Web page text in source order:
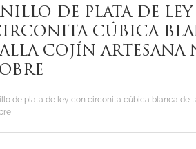
DE PLATA DE
CÚBICA
COJÍN ARTESANA
de plata de ley con circonita cúbica blanca de